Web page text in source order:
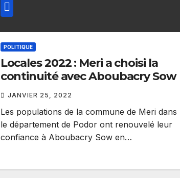
POLITIQUE
Locales 2022 : Meri a choisi la
continuité avec Aboubacry Sow
JANVIER 25, 2022
Les populations de la commune de Meri dans
le département de Podor ont renouvelé leur
confiance à Aboubacry Sow en…